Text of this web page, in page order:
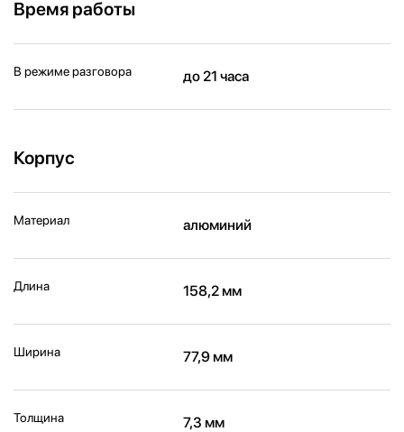
Время работы
В режиме разговора до 21 часа
Корпус
Материал алюминий
Длина 158,2 мм
Ширина 77,9 мм
Толщина 7,3 мм